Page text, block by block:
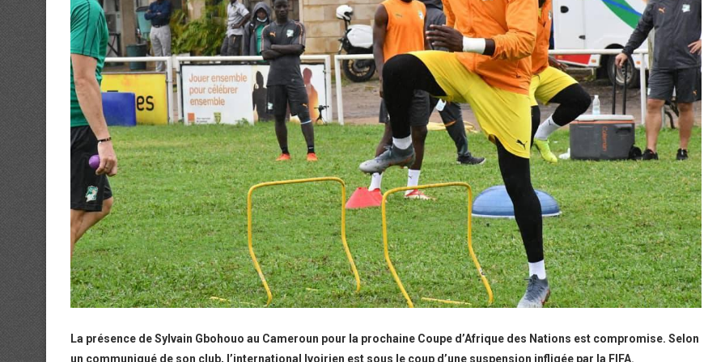
La présence de Sylvain Gbohouo au Cameroun pour la prochaine Coupe d’Afrique des Nations est compromise. Selon
un communiqué de son club, l’international Ivoirien est sous le coup d’une suspension infligée par la FIFA.